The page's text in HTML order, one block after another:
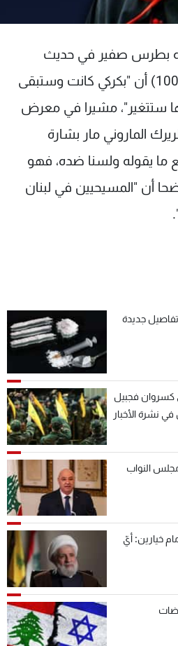
بطرس صفير في حديث
لإذاعة "صوت لبنان" (100.5) أن "بكركي كانت وستبقى
ستتغير"، مشيرا في معرض
الماروني مار بشارة
ما يقوله ولسنا ضده، فهو
أن "المسيحيين في لبنان
جديدة
كسروان فجبيل
نشرة الأخبار
خيارين: أيّ
تواصل معنا
شروط الإسـتخدام
سياسة الخصوصية